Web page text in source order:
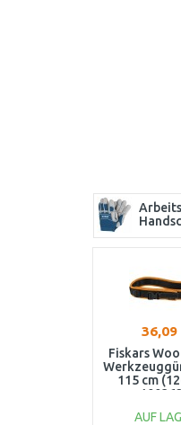
36,09
Fiskars
115 cm
AUF